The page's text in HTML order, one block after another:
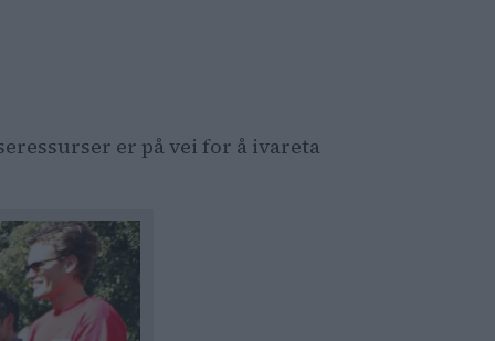
er på vei for å ivareta